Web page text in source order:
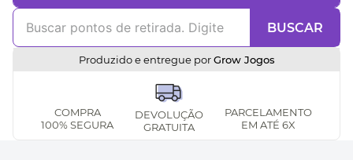
BUSCAR
Produzido e entregue por Grow Jogos
COMPRA
100% SEGURA
DEVOLUÇÃO
GRATUITA
PARCELAMENTO
EM ATÉ 6X